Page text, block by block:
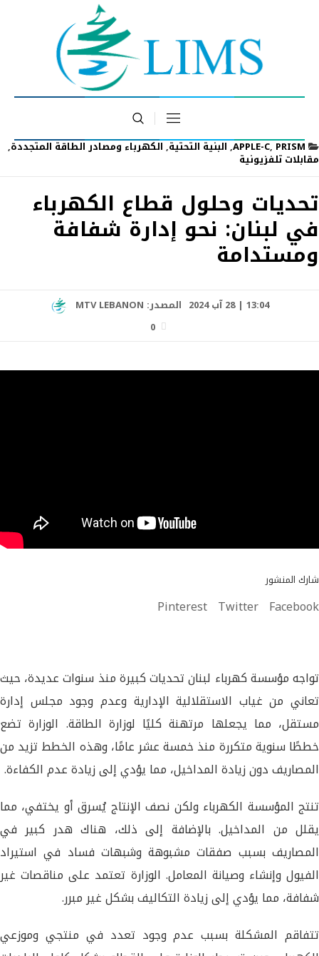
APPLE-C,PRISM
,البنية التحتية,الكهرباء ومصادر الطاقة المتجددة,
مقابلات تلفزيونية
تحديات وحلول قطاع الكهرباء
في لبنان: نحو إدارة شفافة
ومستدامة
13:04 | 28 آب 2024 المصدر: MTV LEBANON
0
شارك المنشور
Facebook
Twitter
Pinterest
تواجه مؤسسة كهرباء لبنان تحديات كبيرة منذ سنوات عديدة، حيث
تعاني من غياب الاستقلالية الإدارية وعدم وجود مجلس إدارة
مستقل، مما يجعلها مرتهنة كليًا لوزارة الطاقة. الوزارة تضع
خططًا سنوية متكررة منذ خمسة عشر عامًا، وهذه الخطط تزيد من
المصاريف دون زيادة المداخيل، مما يؤدي إلى زيادة عدم الكفاءة.
تنتج المؤسسة الكهرباء ولكن نصف الإنتاج يُسرق أو يختفي، مما
يقلل من المداخيل. بالإضافة إلى ذلك، هناك هدر كبير في
المصاريف بسبب صفقات مشبوهة وشبهات فساد في استيراد
الفيول وإنشاء وصيانة المعامل. الوزارة تعتمد على مناقصات غير
شفافة، مما يؤدي إلى زيادة التكاليف بشكل غير مبرر.
تتفاقم المشكلة بسبب عدم وجود تعدد في منتجي وموزعي